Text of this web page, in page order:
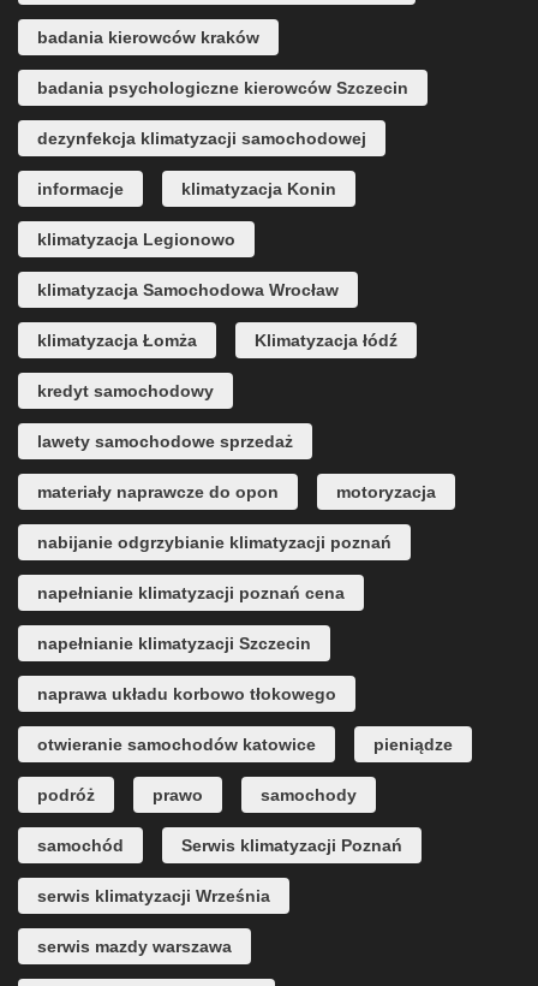
badania kierowców kraków
badania psychologiczne kierowców Szczecin
dezynfekcja klimatyzacji samochodowej
informacje klimatyzacja Konin
klimatyzacja Legionowo
klimatyzacja Samochodowa Wrocław
klimatyzacja Łomża Klimatyzacja łódź
kredyt samochodowy
lawety samochodowe sprzedaż
materiały naprawcze do opon motoryzacja
nabijanie odgrzybianie klimatyzacji poznań
napełnianie klimatyzacji poznań cena
napełnianie klimatyzacji Szczecin
naprawa układu korbowo tłokowego
otwieranie samochodów katowice pieniądze
podróż prawo samochody
samochód Serwis klimatyzacji Poznań
serwis klimatyzacji Września
serwis mazdy warszawa